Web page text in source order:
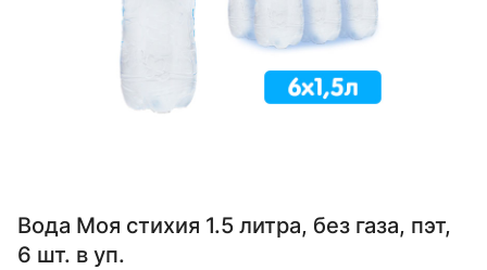
Вода Моя стихия 1.5 литра, без газа, пэт,
6 шт. в уп.